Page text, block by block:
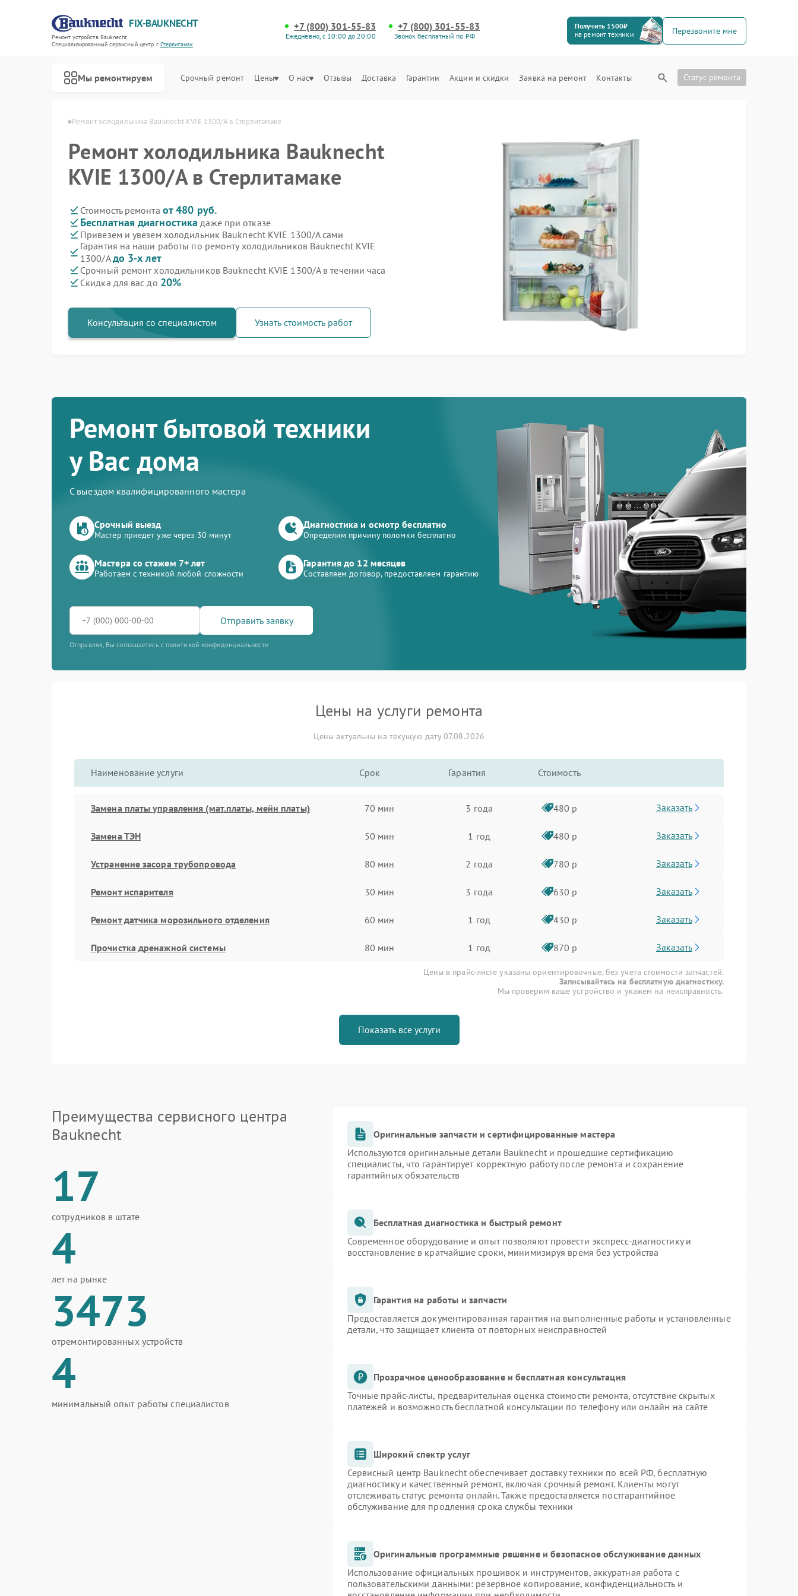
FIX-BAUKNECHT
Ремонт устройств Bauknecht
Специализированный cервисный центр г.Стерлитамак
+7 (800) 301-55-83
Ежедневно, с 10:00 до 20:00
+7 (800) 301-55-83
Звонок бесплатный по РФ
Получить 1500₽
на ремонт техники
Перезвоните мне
Мы ремонтируем Срочный ремонт Цены О нас Отзывы Доставка Гарантии Акции и скидки Заявка на ремонт Контакты Статус ремонта
в Стерлитамаке Ремонт холодильника Bauknecht KVIE 1300/A в Стерлитамаке
Ремонт холодильника Bauknecht
KVIE 1300/A в Стерлитамаке
Стоимость ремонта от 480 руб.
Бесплатная диагностика даже при отказе
Привезем и увезем холодильник Bauknecht KVIE 1300/A сами
Гарантия на наши работы по ремонту холодильников Bauknecht KVIE
1300/Aдо 3-х лет
Срочный ремонт холодильников Bauknecht KVIE 1300/A в течении часа
Скидка для вас до 20%
Консультация со специалистом Узнать стоимость работ
Ремонт бытовой техники
у Вас дома
С выездом квалифицированного мастера
Срочный выезд
Мастер приедет уже через 30 минут
Диагностика и осмотр бесплатно
Определим причину поломки бесплатно
Мастера со стажем 7+ лет
Работаем с техникой любой сложности
Гарантия до 12 месяцев
Составляем договор, предоставляем гарантию
Отправить заявку
Отправляя, Вы соглашаетесь с политикой конфиденциальности
Цены на услуги ремонта
Цены актуальны на текущую дату 07.08.2026
Наименование услуги Срок Гарантия Стоимость
Замена платы управления (мат.платы, мейн платы) 70 мин 3 года 480 р Заказать
Замена ТЭН 50 мин 1 год 480 р Заказать
Устранение засора трубопровода 80 мин 2 года 780 р Заказать
Ремонт испарителя 30 мин 3 года 630 р Заказать
Ремонт датчика морозильного отделения 60 мин 1 год 430 р Заказать
Прочистка дренажной системы 80 мин 1 год 870 р Заказать
Цены в прайс-листе указаны ориентировочные, без учета стоимости запчастей.
Записывайтесь на бесплатную диагностику.
Мы проверим ваше устройство и укажем на неисправность.
Показать все услуги
Преимущества сервисного центра
Bauknecht
17
сотрудников в штате
4
лет на рынке
3473
отремонтированных устройств
4
минимальный опыт работы специалистов
Оригинальные запчасти и сертифицированные мастера
Используются оригинальные детали Bauknecht и прошедшие сертификацию
специалисты, что гарантирует корректную работу после ремонта и сохранение
гарантийных обязательств
Бесплатная диагностика и быстрый ремонт
Современное оборудование и опыт позволяют провести экспресс-диагностику и
восстановление в кратчайшие сроки, минимизируя время без устройства
Гарантия на работы и запчасти
Предоставляется документированная гарантия на выполненные работы и установленные
детали, что защищает клиента от повторных неисправностей
Прозрачное ценообразование и бесплатная консультация
Точные прайс-листы, предварительная оценка стоимости ремонта, отсутствие скрытых
платежей и возможность бесплатной консультации по телефону или онлайн на сайте
Широкий спектр услуг
Сервисный центр Bauknecht обеспечивает доставку техники по всей РФ, бесплатную
диагностику и качественный ремонт, включая срочный ремонт. Клиенты могут
отслеживать статус ремонта онлайн. Также предоставляется постгарантийное
обслуживание для продления срока службы техники
Оригинальные программные решение и безопасное обслуживание данных
Использование официальных прошивок и инструментов, аккуратная работа с
пользовательскими данными: резервное копирование, конфиденциальность и